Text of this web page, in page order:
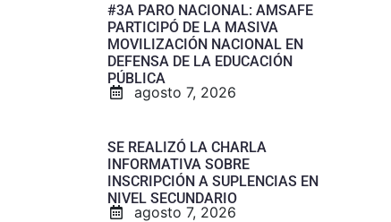
#3A PARO NACIONAL: AMSAFE
PARTICIPÓ DE LA MASIVA
MOVILIZACIÓN NACIONAL EN
DEFENSA DE LA EDUCACIÓN
PÚBLICA
agosto 7, 2026
SE REALIZÓ LA CHARLA
INFORMATIVA SOBRE
INSCRIPCIÓN A SUPLENCIAS EN
NIVEL SECUNDARIO
agosto 7, 2026